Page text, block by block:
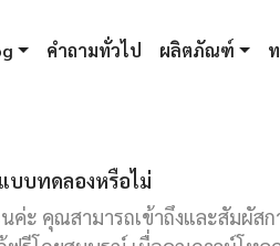
คำถามทั่วไป ผลิตภัณฑ์
แบบทดลองหรือไม่
ค่ะ คุณสามารถเข้าถึงและสัมผัส